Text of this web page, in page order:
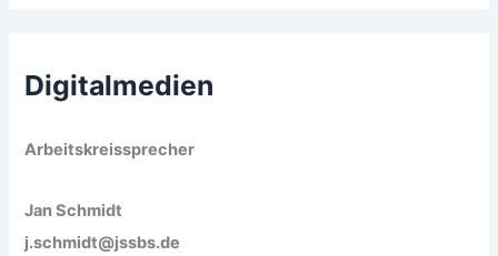
Digitalmedien
Arbeitskreissprecher
Jan Schmidt
j.schmidt@jssbs.de